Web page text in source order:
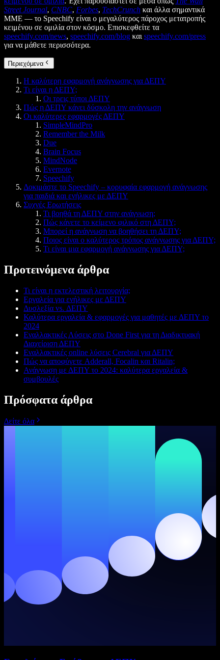
Street Journal, CNBC, Forbes, TechCrunch και άλλα σημαντικά
ΜΜΕ — το Speechify είναι ο μεγαλύτερος πάροχος μετατροπής
κειμένου σε ομιλία στον κόσμο. Επισκεφθείτε τα
speechify.com/news, speechify.com/blog καιspeechify.com/press
για να μάθετε περισσότερα.
Περιεχόμενα
Η καλύτερη εφαρμογή ανάγνωσης για ΔΕΠΥ
Τι είναι η ΔΕΠΥ;
Οι τρεις τύποι ΔΕΠΥ
Πώς η ΔΕΠΥ κάνει δύσκολη την ανάγνωση
Οι καλύτερες εφαρμογές ΔΕΠΥ
SimpleMindPro
Remember the Milk
Due
Brain Focus
MindNode
Evernote
Speechify
Δοκιμάστε το Speechify – κορυφαία εφαρμογή ανάγνωσης
για παιδιά και ενήλικες με ΔΕΠΥ
Συχνές Ερωτήσεις
Τι βοηθά τη ΔΕΠΥ στην ανάγνωση;
Πώς κάνετε το κείμενο φιλικό στη ΔΕΠΥ;
Μπορεί η ανάγνωση να βοηθήσει τη ΔΕΠΥ;
Ποιος είναι ο καλύτερος τρόπος ανάγνωσης για ΔΕΠΥ;
Τι είναι μια εφαρμογή ανάγνωσης για ΔΕΠΥ;
Προτεινόμενα άρθρα
Τι είναι η εκτελεστική λειτουργία;
Εργαλεία για ενήλικες με ΔΕΠΥ
Δυσλεξία vs. ΔΕΠΥ
Καλύτερα εργαλεία & εφαρμογές για μαθητές με ΔΕΠΥ το
2024
Εναλλακτικές Λύσεις στο Done First για τη Διαδικτυακή
Διαχείριση ΔΕΠΥ
Εναλλακτικές online λύσεις Cerebral για ΔΕΠΥ
Πώς να αποφύγετε Adderall, Focalin και Ritalin;
Ανάγνωση με ΔΕΠΥ το 2024: καλύτερα εργαλεία &
συμβουλές
Πρόσφατα άρθρα
Δείτε όλα